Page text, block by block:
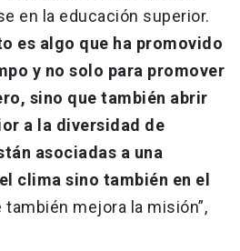
en la educación superior.
es algo que ha promovido
y no solo para promover
sino que también abrir
a la diversidad de
asociadas a una
clima sino también en el
también mejora la misión”,